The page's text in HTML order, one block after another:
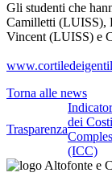
Gli studenti che
Camilletti (LUISS),
Vincent (LUISS) e
Torna alle news
Trasparenza
dei Costi
(ICC)